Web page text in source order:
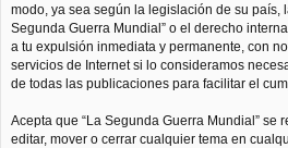
modo, ya sea según la legislación de su país,
Segunda Guerra Mundial” o el derecho
a tu expulsión inmediata y permanente, con
servicios de Internet si lo consideramos
de todas las publicaciones para facilitar el
Acepta que “La Segunda Guerra Mundial” se
editar, mover o cerrar cualquier tema en